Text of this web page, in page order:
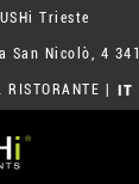
Trieste
San Nicolò, 4
IT